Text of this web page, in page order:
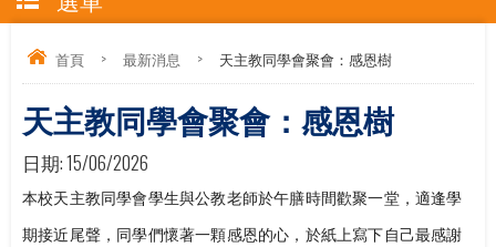
首頁 > 最新消息 > 天主教同學會聚會：感恩樹
天主教同學會聚會：感恩樹
日期:15/06/2026
本校天主教同學會學生與公教老師於午膳時間歡聚一堂，適逢學
期接近尾聲，同學們懷著一顆感恩的心，於紙上寫下自己最感謝